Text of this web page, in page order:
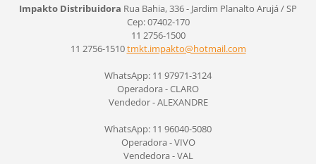
Impakto Distribuidora Rua Bahia, 336 - Jardim Planalto Arujá / SP
Cep: 07402-170
11 2756-1500
11 2756-1510tmkt.impakto@hotmail.com
WhatsApp: 11 97971-3124
Operadora - CLARO
Vendedor - ALEXANDRE
WhatsApp: 11 96040-5080
Operadora - VIVO
Vendedora - VAL